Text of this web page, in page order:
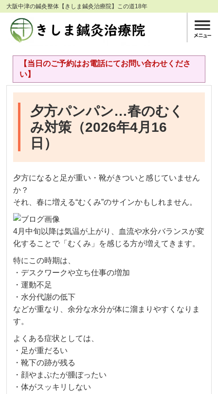
大阪中津の鍼灸整体【きしま鍼灸治療院】この道18年
【当日のご予約はお電話にてお問い合わせくださ
い】
夕方パンパン…春のむく
み対策（2026年4月16
日）
夕方になると足が重い・靴がきついと感じていません
か？
それ、春に増える“むくみ”のサインかもしれません。
4月中旬以降は気温が上がり、血流や水分バランスが変
化することで「むくみ」を感じる方が増えてきます。
特にこの時期は、
・デスクワークや立ち仕事の増加
・運動不足
・水分代謝の低下
などが重なり、余分な水分が体に溜まりやすくなりま
す。
よくある症状としては、
・足が重だるい
・靴下の跡が残る
・顔やまぶたが腫ぼったい
・体がスッキリしない